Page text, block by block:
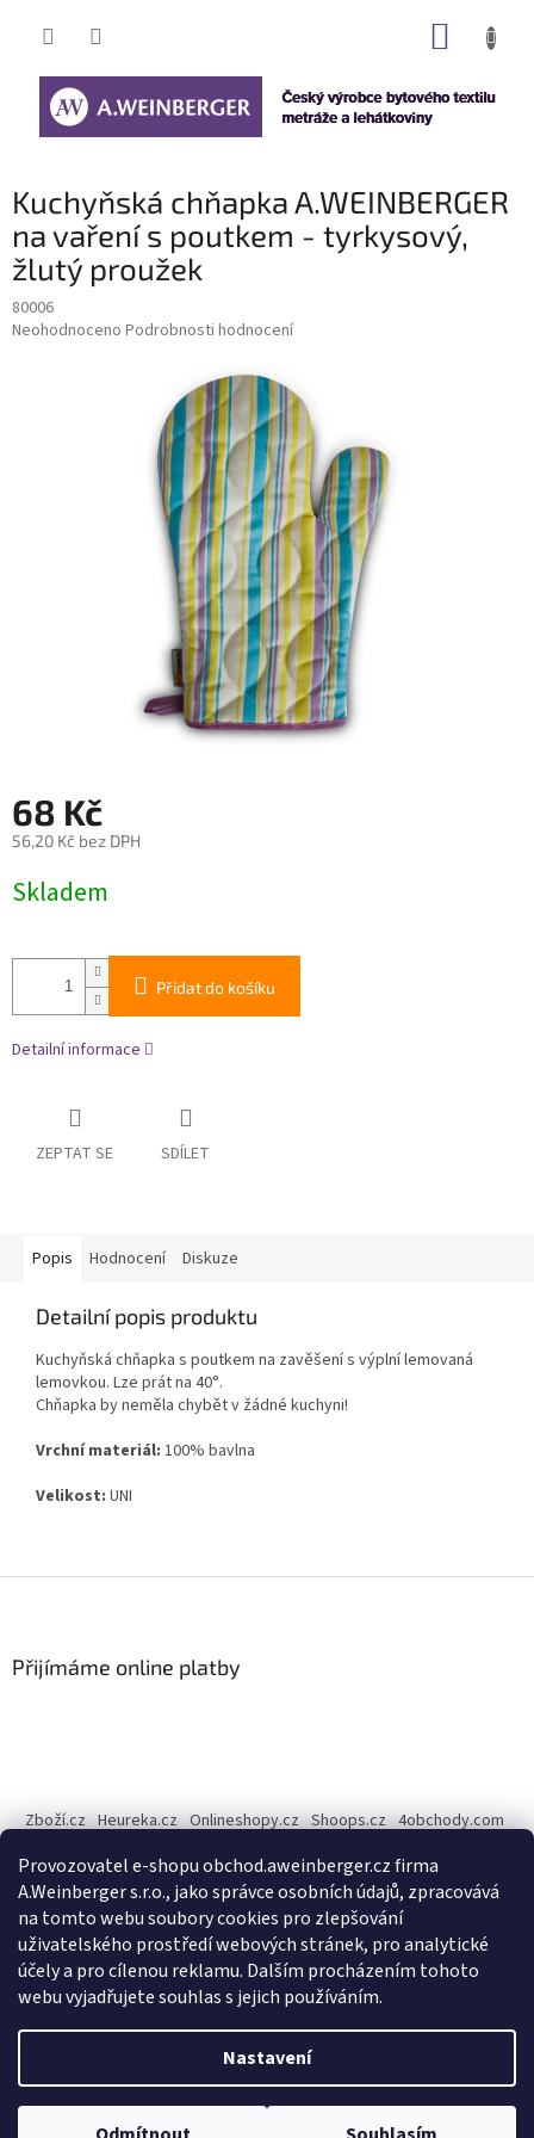
Provozovatel e-shopu obchod.aweinberger.cz firma
A.Weinberger s.r.o., jako správce osobních údajů, zpracovává
na tomto webu soubory cookies pro zlepšování
uživatelského prostředí webových stránek, pro analytické
účely a pro cílenou reklamu. Dalším procházením tohoto
webu vyjadřujete souhlas s jejich používáním.
Nastavení
Kuchyňská chňapka A.WEINBERGER
na vaření s poutkem - tyrkysový,
žlutý proužek
80006
Průměrné
Neohodnoceno Podrobnosti hodnocení
68 Kč
56,20 Kč bez DPH
cena:
Skladem
Přidat do košíku
Detailní informace
ZEPTAT SE SDÍLET
Popis Hodnocení Diskuze
Detailní popis produktu
Kuchyňská chňapka s poutkem na zavěšení s výplní lemovaná
lemovkou. Lze prát na 40°.
Chňapka by neměla chybět v žádné kuchyni!
Vrchní materiál: 100% bavlna
Velikost: UNI
Přijímáme online platby
Zboží.cz Heureka.cz Onlineshopy.cz Shoops.cz 4obchody.com
Internetové obchody online, srovnání cen - Dobchody.cz
A.Weinberger on
Copyright 2026A.Weinberger - český bytový textil. Všechna